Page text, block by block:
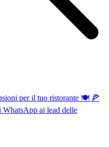
per il tuo ristorante 🍽️ 🍕
WhatsApp ai lead delle